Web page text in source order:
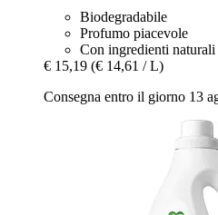
Biodegradabile
Profumo piacevole
Con ingredienti naturali
€ 15,19 (€ 14,61 / L)
Consegna entro il giorno 13